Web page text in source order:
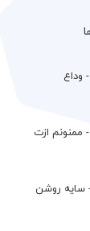
وداع
ممنونم ازت
سایه روشن